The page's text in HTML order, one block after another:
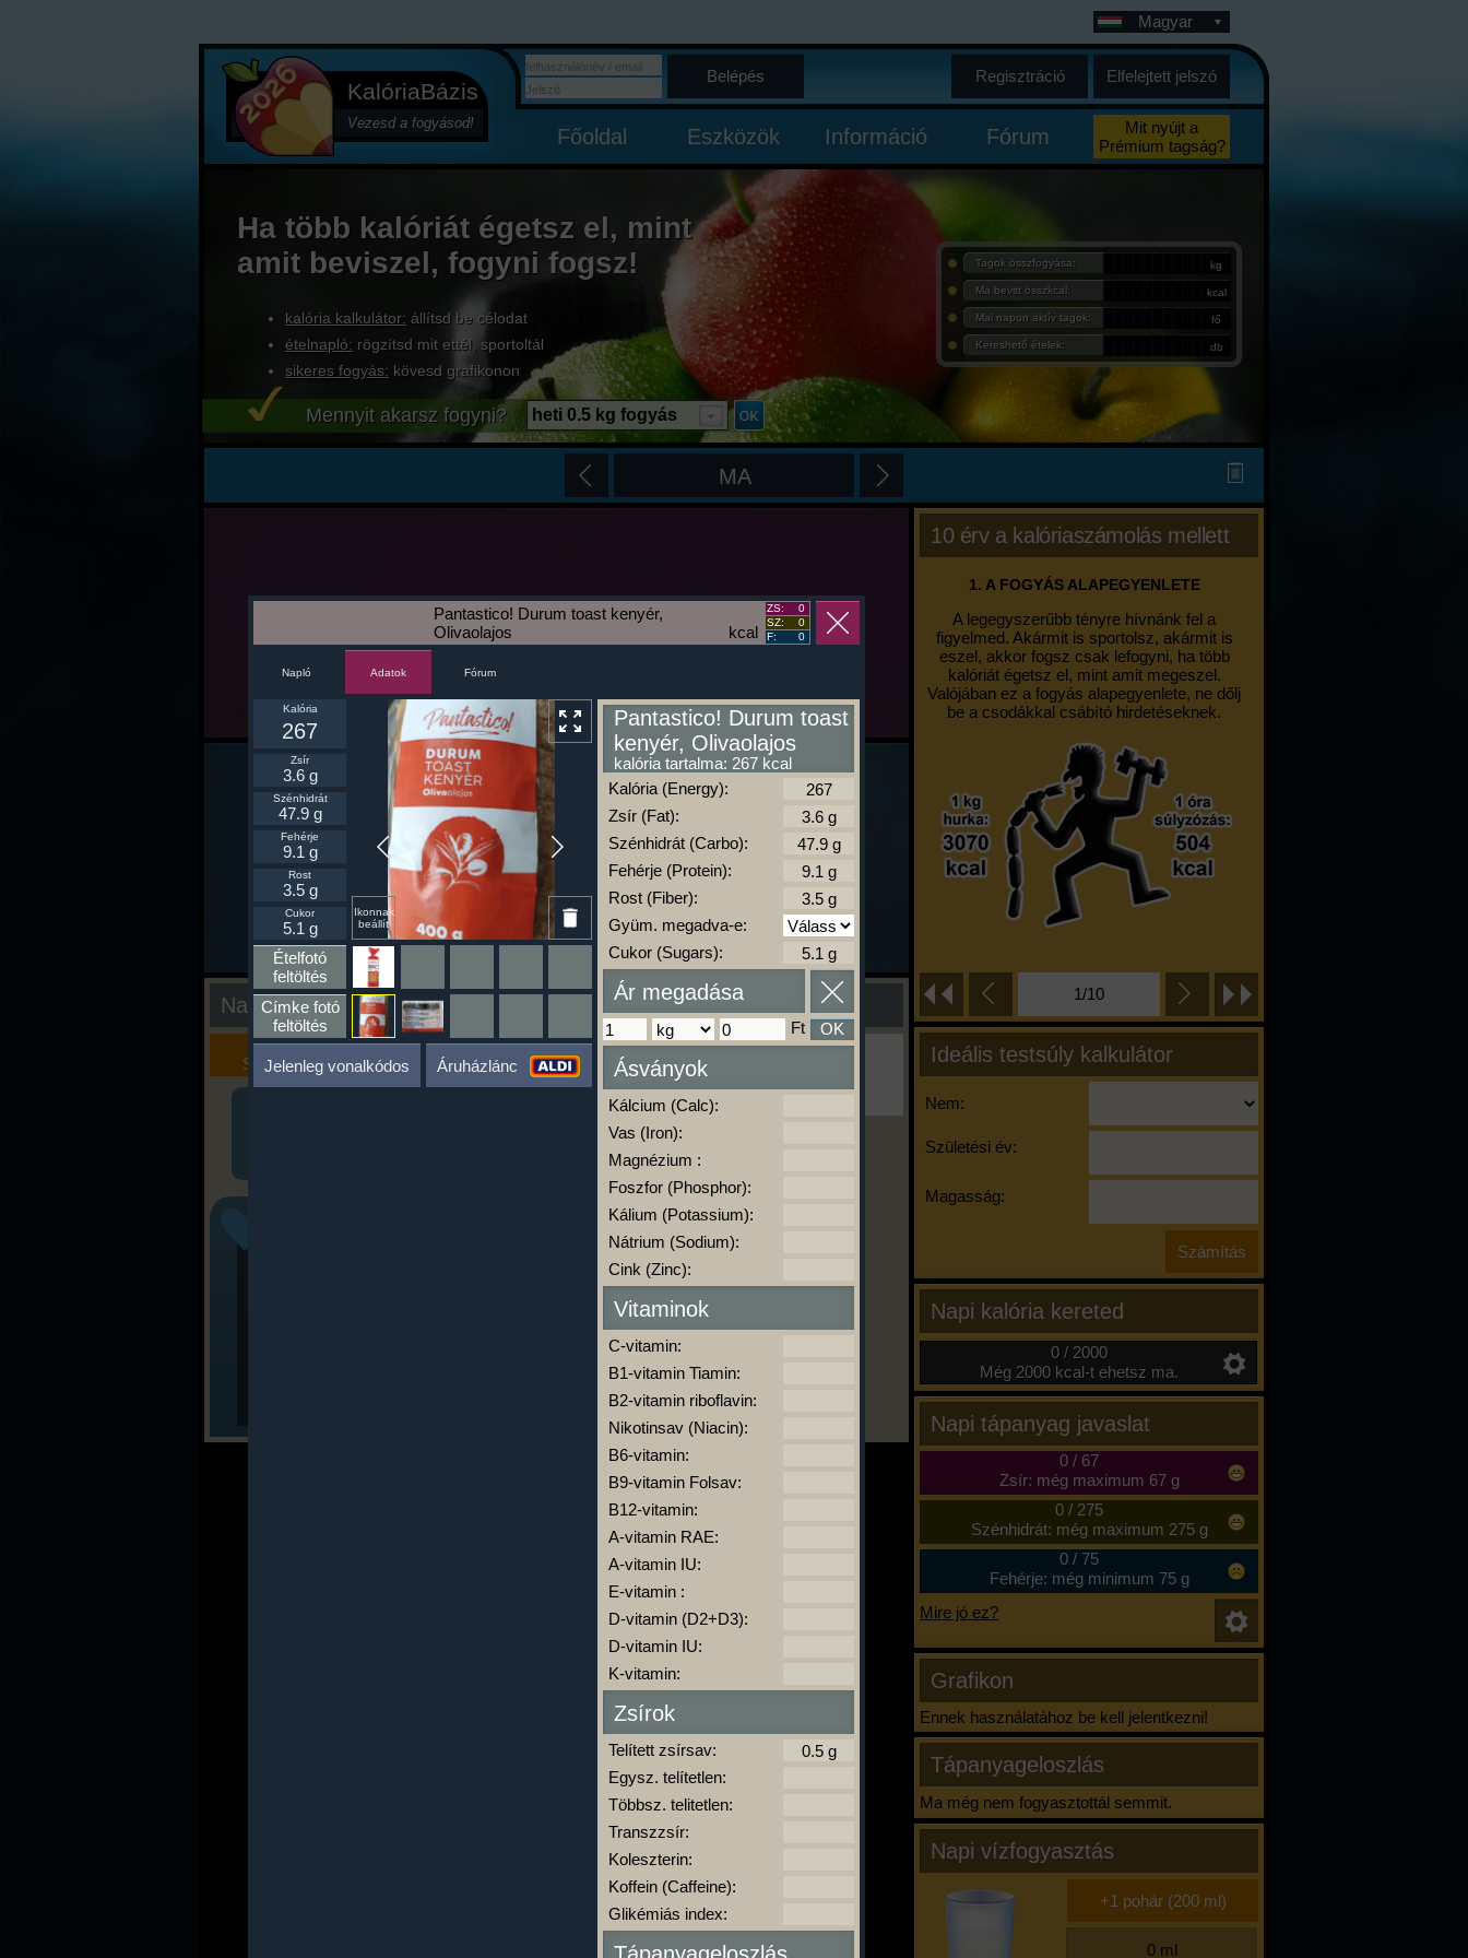
KalóriaBázis
Vezesd a fogyásod!
Magyar
Belépés Regisztráció Elfelejtett jelszó
Főoldal Eszközök Információ Fórum
Mit nyújt a
Prémium tagság?
Ha több kalóriát égetsz el, mint
amit beviszel, fogyni fogsz!
kalória kalkulátor: állítsd be célodat
ételnapló: rögzítsd mit ettél, sportoltál
sikeres fogyás: kövesd grafikonon
Tagok összfogyása: kg
Ma bevitt összkcal: kcal
Mai napon aktív tagok: fő
Kereshető ételek: db
Mennyit akarsz fogyni? heti 0.5 kg fogyás
MA
10 érv a kalóriaszámolás mellett
1. A FOGYÁS ALAPEGYENLETE
A legegyszerűbb tényre hívnánk fel a
figyelmed. Akármit is sportolsz, akármit is
eszel, akkor fogsz csak lefogyni, ha több
kalóriát égetsz el, mint amit megeszel.
Valójában ez a fogyás alapegyenlete, ne dőlj
be a csodákkal csábító hirdetéseknek.
1/10
Ideális testsúly kalkulátor
Nem:
Születési év:
Magasság:
Napi kalória kereted
0 / 2000
Még 2000 kcal-t ehetsz ma.
Napi tápanyag javaslat
0/ 67
Zsír: még maximum 67 g
0/ 275
Szénhidrát: még maximum 275 g
0/ 75
Fehérje: még minimum 75 g
Mire jó ez?
Grafikon
Ennek használatához be kell jelentkezni!
Tápanyageloszlás
Ma még nem fogyasztottál semmit.
Napi vízfogyasztás
Nap kiértékelése
Kalória
Szimulátor
Szöveges
Értékelés
Ha ma már nem eszel/sportolsz többet,
kattints a kiértékelésre!
A Kalória Szimulátor Prémium funkció.
kalóriabázis.hu
-
kcal
Pantastico! Durum toast kenyér,
Olivaolajos
ZS:
0
SZ:
0
F:
0
Napló Adatok Fórum
Ikonnak
beállít
Kalória
267
Zsír
3.6 g
Szénhidrát
47.9 g
Fehérje
9.1 g
Rost
3.5 g
Cukor
5.1 g
Ételfotó
feltöltés
Címke fotó
feltöltés
Jelenleg vonalkódos Áruházlánc
Pantastico! Durum toast
kenyér, Olivaolajos
kalória tartalma: 267 kcal
Kalória (Energy):
Zsír (Fat):
Szénhidrát (Carbo):
Fehérje (Protein):
Rost (Fiber):
Gyüm. megadva-e:
Cukor (Sugars):
Ár megadása
Ft OK
Ásványok
Kálcium (Calc):
Vas (Iron):
Magnézium :
Foszfor (Phosphor):
Kálium (Potassium):
Nátrium (Sodium):
Cink (Zinc):
Vitaminok
C-vitamin:
B1-vitamin Tiamin:
B2-vitamin riboflavin:
Nikotinsav (Niacin):
B6-vitamin:
B9-vitamin Folsav:
B12-vitamin:
A-vitamin RAE:
A-vitamin IU:
E-vitamin :
D-vitamin (D2+D3):
D-vitamin IU:
K-vitamin:
Zsírok
Telített zsírsav:
Egysz. telítetlen:
Többsz. telitetlen:
Transzzsír:
Koleszterin:
Koffein (Caffeine):
Glikémiás index: